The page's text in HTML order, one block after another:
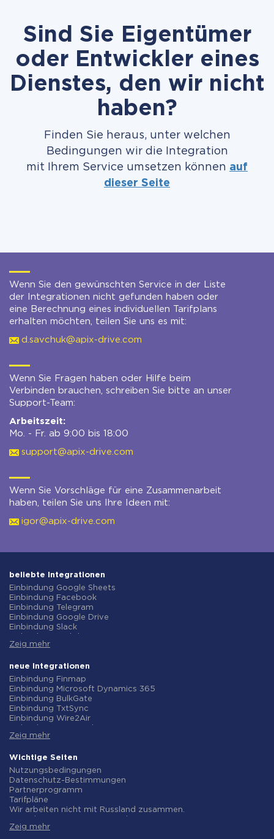
Sind Sie Eigentümer
oder Entwickler eines
Dienstes, den wir nicht
haben?
Finden Sie heraus, unter welchen
Bedingungen wir die Integration
mit Ihrem Service umsetzen können auf
dieser Seite
Wenn Sie den gewünschten Service in der Liste
der Integrationen nicht gefunden haben oder
eine Berechnung eines individuellen Tarifplans
erhalten möchten, teilen Sie uns es mit:
d.savchuk@apix-drive.com
Wenn Sie Fragen haben oder Hilfe beim
Verbinden brauchen, schreiben Sie bitte an unser
Support-Team:
Arbeitszeit:
Mo. - Fr. ab 9:00 bis 18:00
support@apix-drive.com
Wenn Sie Vorschläge für eine Zusammenarbeit
haben, teilen Sie uns Ihre Ideen mit:
igor@apix-drive.com
beliebte Integrationen
Einbindung Google Sheets
Einbindung Facebook
Einbindung Telegram
Einbindung Google Drive
Einbindung Slack
Einbindung Gmail
Einbindung ClickUp
Einbindung Airtable
Einbindung Google Contacts
Einbindung OpenAI (ChatGPT)
Einbindung Instagram
Einbindung ActiveCampaign
Einbindung Typeform
Einbindung Salesforce CRM
Einbindung Notion
Einbindung AWeber
Einbindung Asana
Einbindung ZOHO CRM
Einbindung Webhooks
Einbindung GetResponse
Einbindung WooCommerce
Zeig mehr
neue Integrationen
Einbindung Finmap
Einbindung Microsoft Dynamics 365
Einbindung BulkGate
Einbindung TxtSync
Einbindung Wire2Air
Einbindung Infobip
Einbindung AtomPark
Einbindung TXTImpact
Einbindung Campaign Monitor
Einbindung CM.com
Einbindung D7 Networks
Einbindung SMS.to
Einbindung SMSGlobal
Einbindung Textlocal
Zeig mehr
Wichtige Seiten
Nutzungsbedingungen
Datenschutz-Bestimmungen
Partnerprogramm
Tarifpläne
Wir arbeiten nicht mit Russland zusammen.
Rückgaberecht
Zeig mehr